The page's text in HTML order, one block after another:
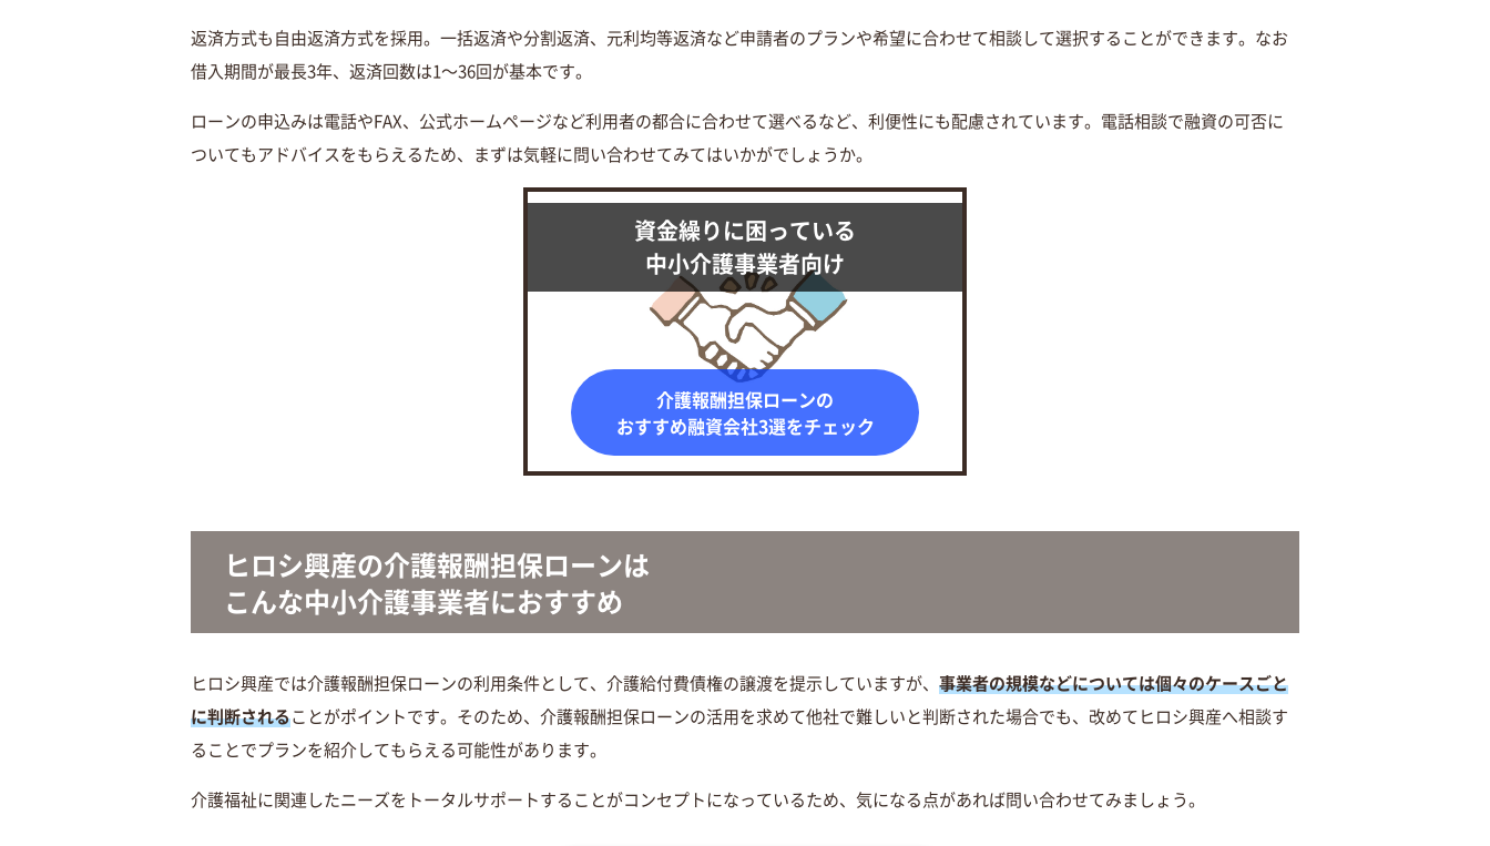
返済方式も自由返済方式を採用。一括返済や分割返済、元利均等返済など申請者のプランや希望に合わせて相談して選択することができます。なお
借入期間が最長3年、返済回数は1～36回が基本です。
ローンの申込みは電話やFAX、公式ホームページなど利用者の都合に合わせて選べるなど、利便性にも配慮されています。電話相談で融資の可否に
ついてもアドバイスをもらえるため、まずは気軽に問い合わせてみてはいかがでしょうか。
資金繰りに困っている
中小介護事業者向け
介護報酬担保ローンの
おすすめ融資会社3選をチェック
ヒロシ興産の介護報酬担保ローンは
こんな中小介護事業者におすすめ
ヒロシ興産では介護報酬担保ローンの利用条件として、介護給付費債権の譲渡を提示していますが、 事業者の規模などについては個々のケースごと
に判断されることがポイントです。そのため、介護報酬担保ローンの活用を求めて他社で難しいと判断された場合でも、改めてヒロシ興産へ相談す
ることでプランを紹介してもらえる可能性があります。
介護福祉に関連したニーズをトータルサポートすることがコンセプトになっているため、気になる点があれば問い合わせてみましょう。